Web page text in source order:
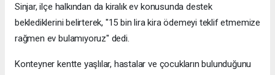
Sinjar, ilçe halkından da kiralık ev konusunda destek
beklediklerini belirterek, "15 bin lira kira ödemeyi teklif etmemize
rağmen ev bulamıyoruz" dedi.
Konteyner kentte yaşlılar, hastalar ve çocukların bulunduğunu